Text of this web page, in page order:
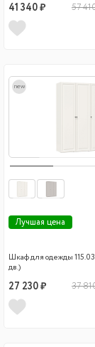
41 340 ₽ 57
new
Лучшая цена
Шкаф для одежды
дв.)
27 230 ₽ 37